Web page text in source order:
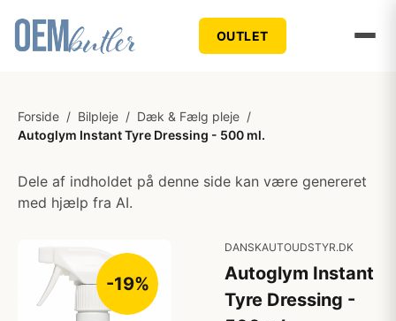
OUTLET
Forside / Bilpleje / Dæk & Fælg pleje /
Autoglym Instant Tyre Dressing - 500 ml.
Dele af indholdet på denne side kan være genereret
med hjælp fra AI.
-19%
DANSKAUTOUDSTYR.DK
Autoglym Instant
Tyre Dressing -